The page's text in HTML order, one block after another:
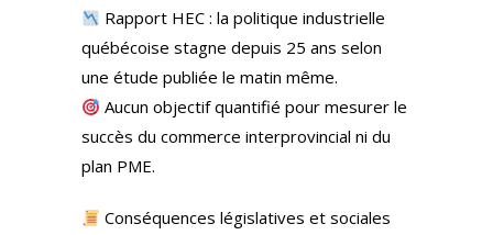
Rapport HEC : la politique industrielle
québécoise stagne depuis 25 ans selon
une étude publiée le matin même.
Aucun objectif quantifié pour mesurer le
succès du commerce interprovincial ni du
plan PME.
Conséquences législatives et sociales